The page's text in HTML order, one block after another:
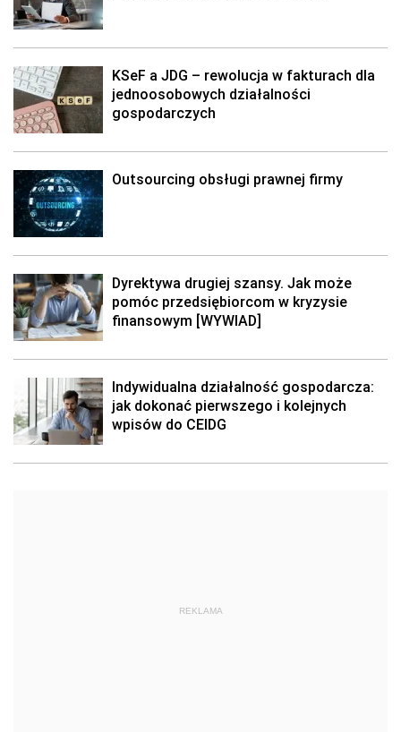
KSeF a JDG – rewolucja w fakturach dla
jednoosobowych działalności
gospodarczych
Outsourcing obsługi prawnej firmy
Dyrektywa drugiej szansy. Jak może
pomóc przedsiębiorcom w kryzysie
finansowym [WYWIAD]
Indywidualna działalność gospodarcza:
jak dokonać pierwszego i kolejnych
wpisów do CEIDG
REKLAMA